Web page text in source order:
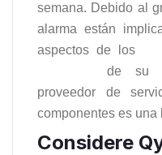
semana. Debido al
alarma están
aspectos de los
de su
proveedor de
componentes es una
Considere